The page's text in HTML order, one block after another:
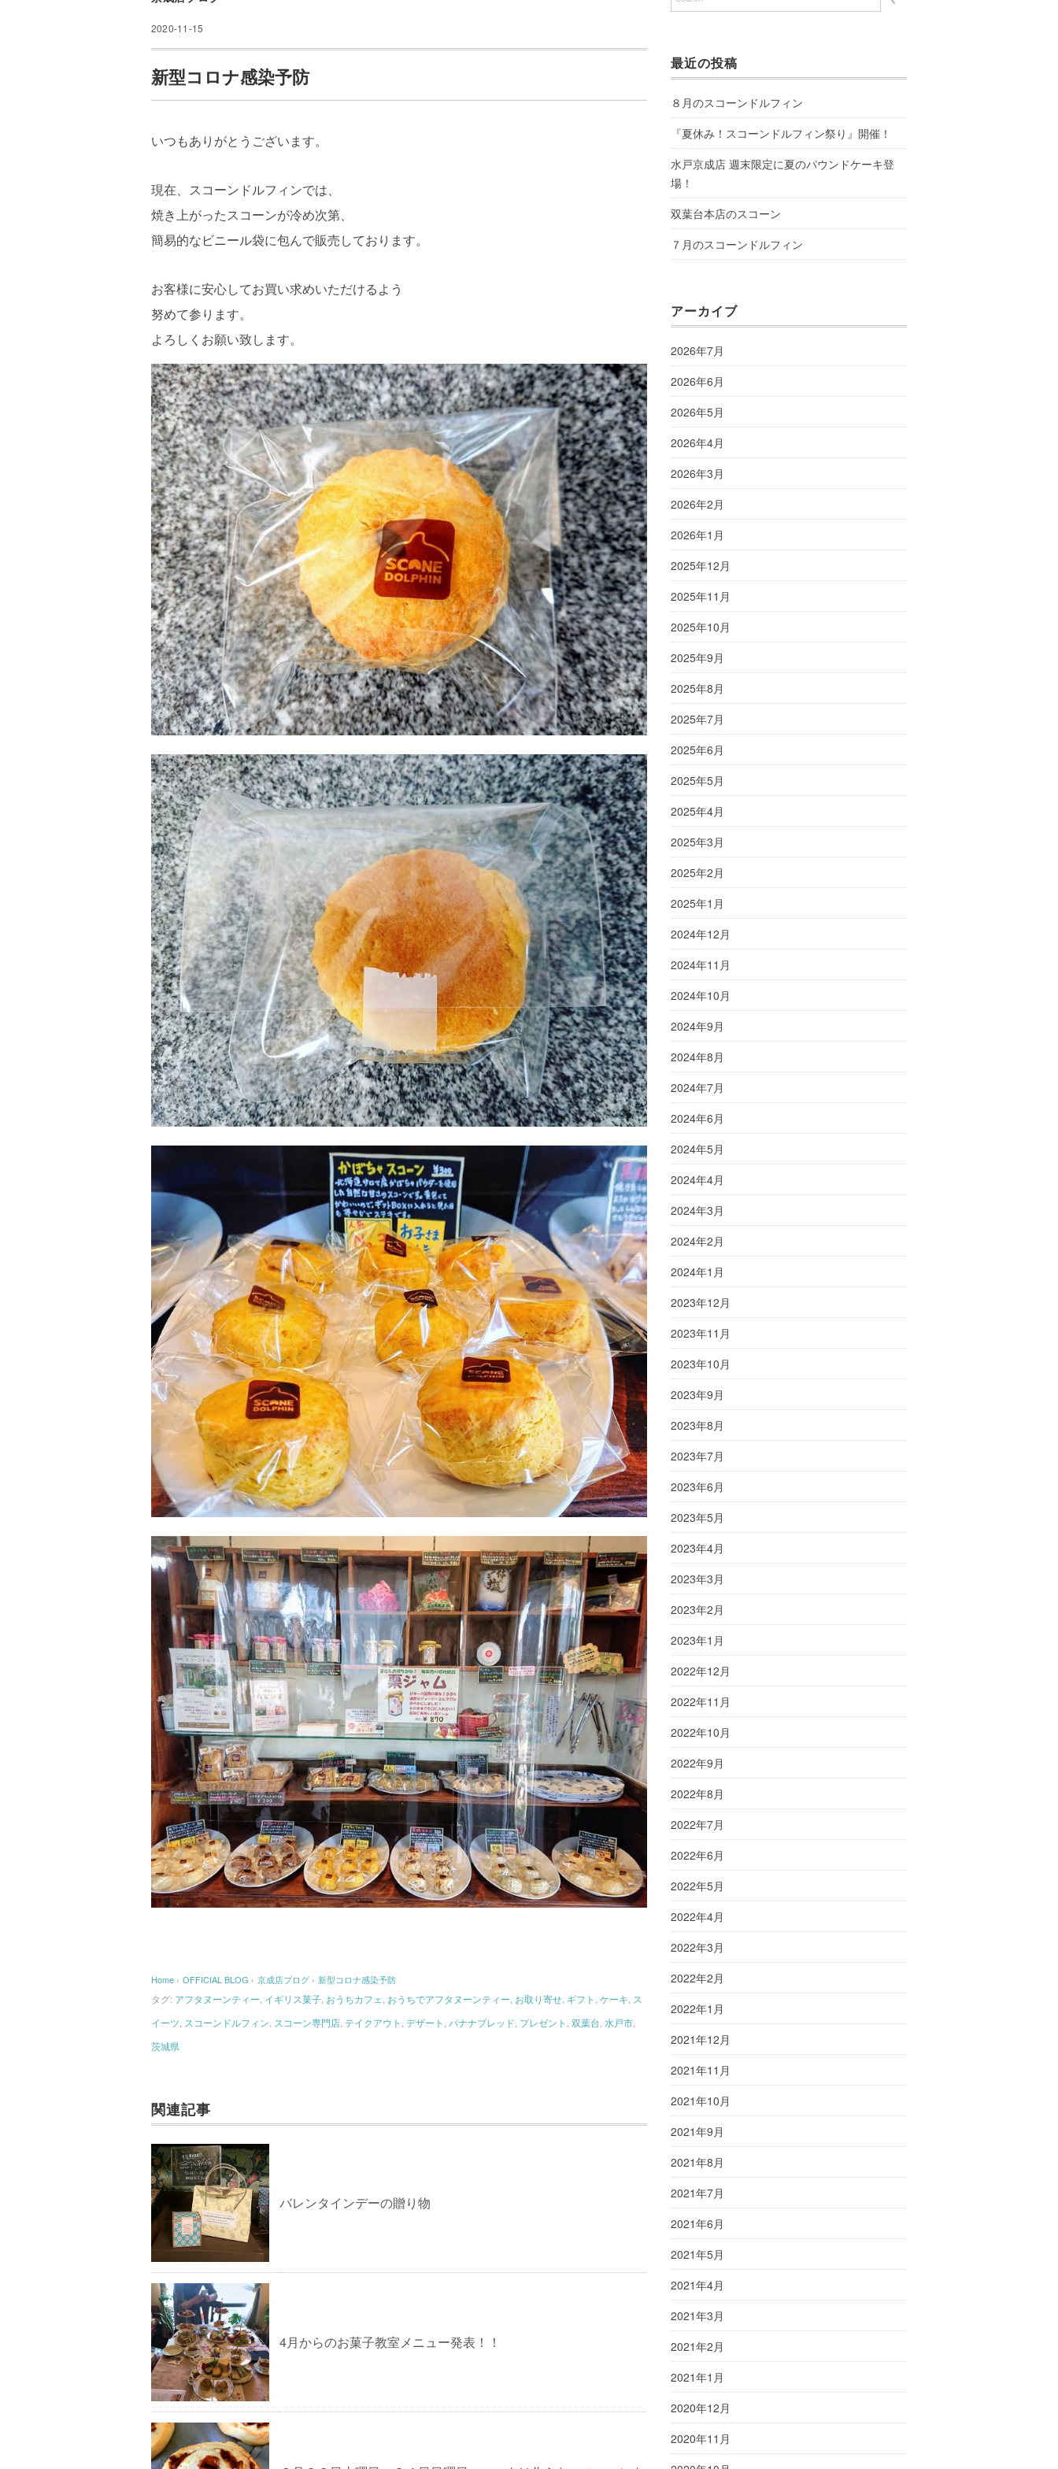
2020-11-15
新型コロナ感染予防
いつもありがとうございます。
現在、スコーンドルフィンでは、
焼き上がったスコーンが冷め次第、
簡易的なビニール袋に包んで販売しております。
お客様に安心してお買い求めいただけるよう
努めて参ります。
よろしくお願い致します。
Home › OFFICIAL BLOG › 京成店ブログ › 新型コロナ感染予防
タグ: アフタヌーンティー イギリス菓子 おうちカフェ おうちでアフタヌーンティー お取り寄せ ギフト ケーキ ス
イーツ スコーンドルフィン スコーン専門店 テイクアウト デザート バナナブレッド プレゼント 双葉台 水戸市
茨城県
関連記事
バレンタインデーの贈り物
4月からのお菓子教室メニュー発表！！
最近の投稿
８月のスコーンドルフィン
『夏休み！スコーンドルフィン祭り』開催！
水戸京成店 週末限定に夏のパウンドケーキ登
場！
双葉台本店のスコーン
７月のスコーンドルフィン
アーカイブ
2026年7月
2026年6月
2026年5月
2026年4月
2026年3月
2026年2月
2026年1月
2025年12月
2025年11月
2025年10月
2025年9月
2025年8月
2025年7月
2025年6月
2025年5月
2025年4月
2025年3月
2025年2月
2025年1月
2024年12月
2024年11月
2024年10月
2024年9月
2024年8月
2024年7月
2024年6月
2024年5月
2024年4月
2024年3月
2024年2月
2024年1月
2023年12月
2023年11月
2023年10月
2023年9月
2023年8月
2023年7月
2023年6月
2023年5月
2023年4月
2023年3月
2023年2月
2023年1月
2022年12月
2022年11月
2022年10月
2022年9月
2022年8月
2022年7月
2022年6月
2022年5月
2022年4月
2022年3月
2022年2月
2022年1月
2021年12月
2021年11月
2021年10月
2021年9月
2021年8月
2021年7月
2021年6月
2021年5月
2021年4月
2021年3月
2021年2月
2021年1月
2020年12月
2020年11月